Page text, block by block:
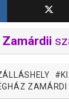
Zamárdii
ZAMÁRDI